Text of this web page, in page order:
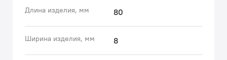
эксплуатации. Все запчасти к смесителям IDDIS®
проходят многоступенчатый контроль качества,
превосходящий требования большинства
существующих стандартов.
• Гарантия на аксессуары к смесителям IDDIS® – 3
Длина изделия, мм 80
Ширина изделия, мм 8